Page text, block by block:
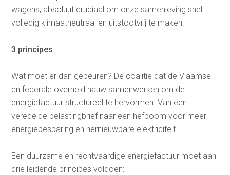
wagens, absoluut cruciaal om onze samenleving snel
volledig klimaatneutraal en uitstootvrij te maken.
3 principes
Wat moet er dan gebeuren? De coalitie dat de Vlaamse
en federale overheid nauw samenwerken om de
energiefactuur structureel te hervormen. Van een
veredelde belastingbrief naar een hefboom voor meer
energiebesparing en hernieuwbare elektriciteit.
Een duurzame en rechtvaardige energiefactuur moet aan
drie leidende principes voldoen: